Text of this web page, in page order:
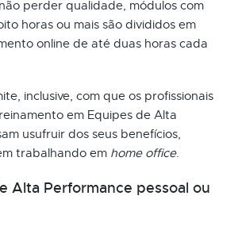
perder qualidade, módulos com
horas ou mais são divididos em
online de até duas horas cada
inclusive, com que os profissionais
em Equipes de Alta
usufruir dos seus benefícios,
trabalhando em home office.
Alta Performance pessoal ou